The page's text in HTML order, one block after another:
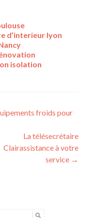
d’interieur lyon
isolation
froids pour
La télésecrétaire
Clairassistance à votre
service →